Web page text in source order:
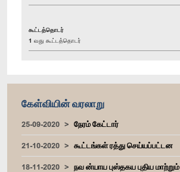
கூட்டத்தொடர்
1 வது கூட்டத்தொடர்
கேள்வியின் வரலாறு
25-09-2020
நேரம் கேட்டார்
21-10-2020
கூட்டங்கள் ரத்து செய்யப்பட்டன
18-11-2020
நவ ன்யாய புஸ்தகய புதிய மாற்றும்